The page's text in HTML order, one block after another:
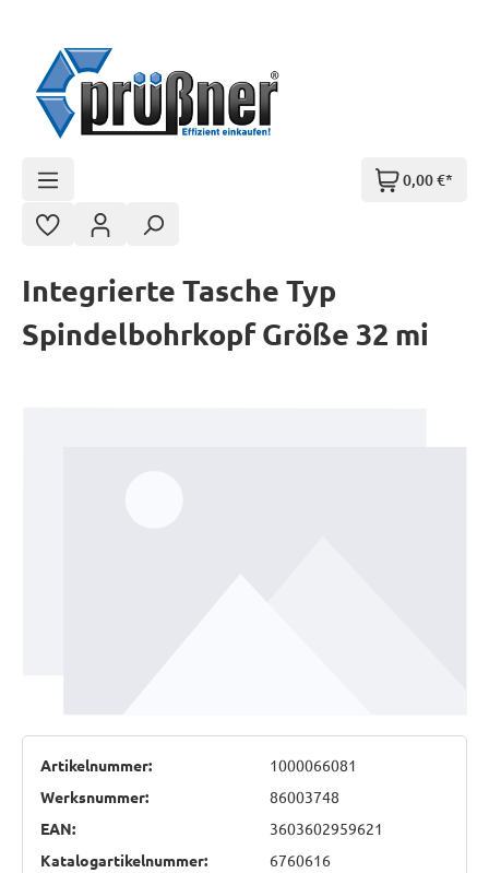
0,00 €*
Integrierte Tasche Typ
Spindelbohrkopf Größe 32 mi
Artikelnummer:
1000066081
Werksnummer:
86003748
EAN:
3603602959621
Katalogartikelnummer:
6760616